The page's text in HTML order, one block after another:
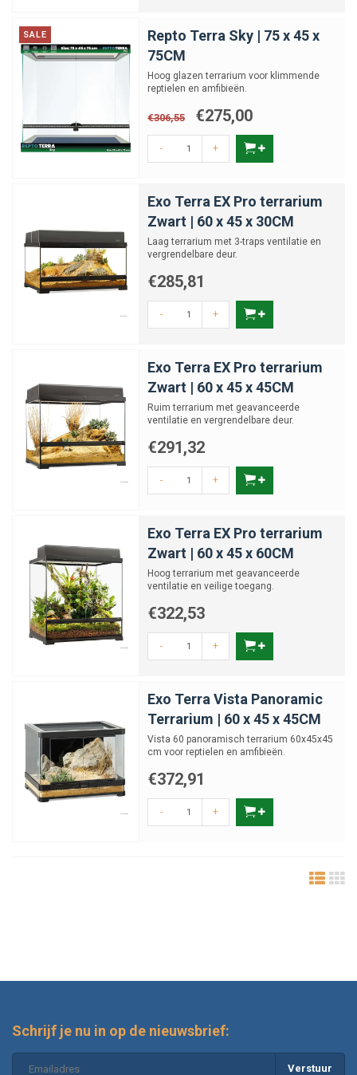
SALE
Repto Terra Sky | 75 x 45 x
75CM
Hoog glazen terrarium voor klimmende
reptielen en amfibieën.
€306,55 €275,00
- +
Exo Terra EX Pro terrarium
Zwart | 60 x 45 x 30CM
Laag terrarium met 3-traps ventilatie en
vergrendelbare deur.
€285,81
- +
Exo Terra EX Pro terrarium
Zwart | 60 x 45 x 45CM
Ruim terrarium met geavanceerde
ventilatie en vergrendelbare deur.
€291,32
- +
Exo Terra EX Pro terrarium
Zwart | 60 x 45 x 60CM
Hoog terrarium met geavanceerde
ventilatie en veilige toegang.
€322,53
- +
Exo Terra Vista Panoramic
Terrarium | 60 x 45 x 45CM
Vista 60 panoramisch terrarium 60x45x45
cm voor reptielen en amfibieën.
€372,91
- +
Schrijf je nu in op de nieuwsbrief:
Verstuur